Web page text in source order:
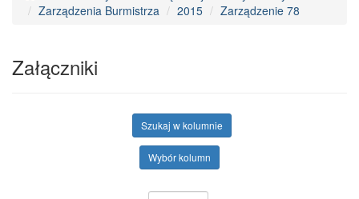
Zarządzenia Burmistrza
2015 Zarządzenie 78
Załączniki
Szukaj w kolumnie
Wybór kolumn